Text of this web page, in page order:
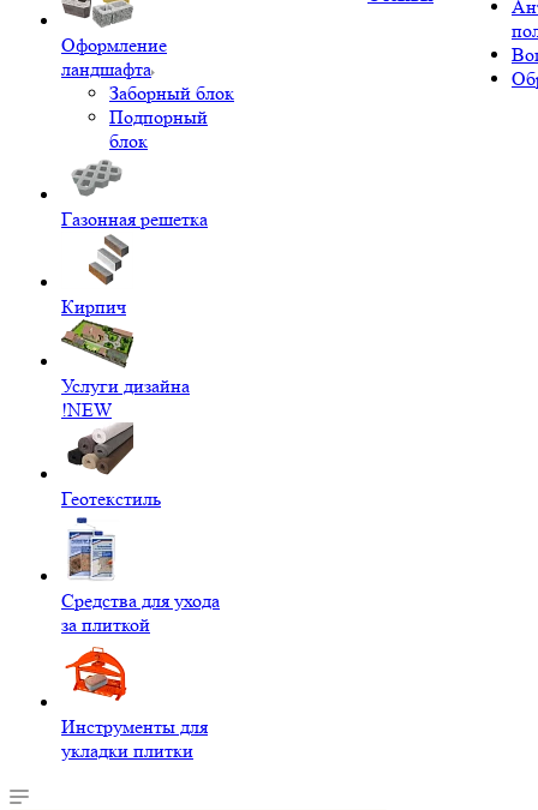
Оформление
ландшафта
Заборный блок
Подпорный
блок
Газонная решетка
Кирпич
Услуги дизайна
!NEW
Геотекстиль
Средства для ухода
за плиткой
Инструменты для
укладки плитки